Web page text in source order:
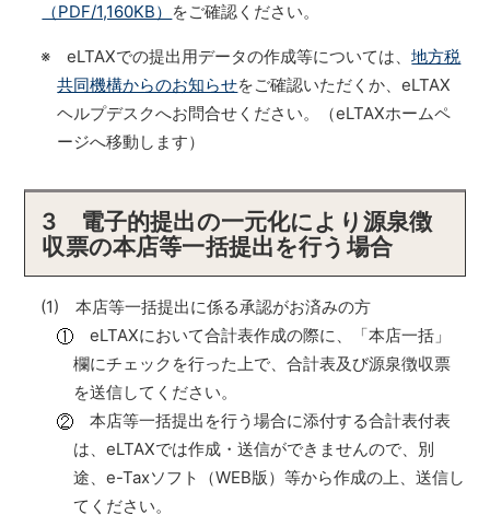
（PDF/1,160KB） をご確認ください。
※ eLTAXでの提出用データの作成等については、地方税
共同機構からのお知らせをご確認いただくか、eLTAX
ヘルプデスクへお問合せください。（eLTAXホームペ
ージへ移動します）
3 電子的提出の一元化により源泉徴
収票の本店等一括提出を行う場合
(1) 本店等一括提出に係る承認がお済みの方
eLTAXにおいて合計表作成の際に、「本店一括」
欄にチェックを行った上で、合計表及び源泉徴収票
を送信してください。
本店等一括提出を行う場合に添付する合計表付表
は、eLTAXでは作成・送信ができませんので、別
途、e-Taxソフト（WEB版）等から作成の上、送信し
てください。